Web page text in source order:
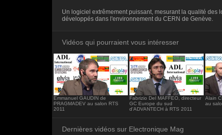
frameborder="0"></iframe>
Un logiciel extrêmement puissant, mesurant la qualité des
développés dans l'environnement du CERN de Genève.
Vidéos qui pourraient vous intéresser
Emmanuel GAUDIN de
PRAGMADEV au salon RTS
2011
Fabrizio Del MAFFEO, directeur
GC Europe du sud
d'ADVANTECH à RTS 2011
Alain
au
Dernières vidéos sur Electronique Mag